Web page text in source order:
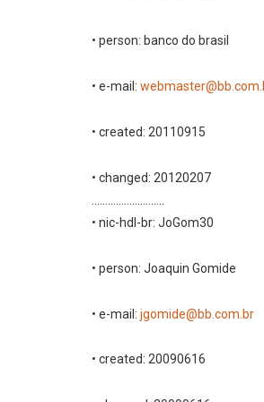
• person: banco do brasil
• e-mail:
• created: 20110915
• changed: 20120207
• nic-hdl-br: JoGom30
• person: Joaquin Gomide
• e-mail: jgomide@bb.com.br
• created: 20090616